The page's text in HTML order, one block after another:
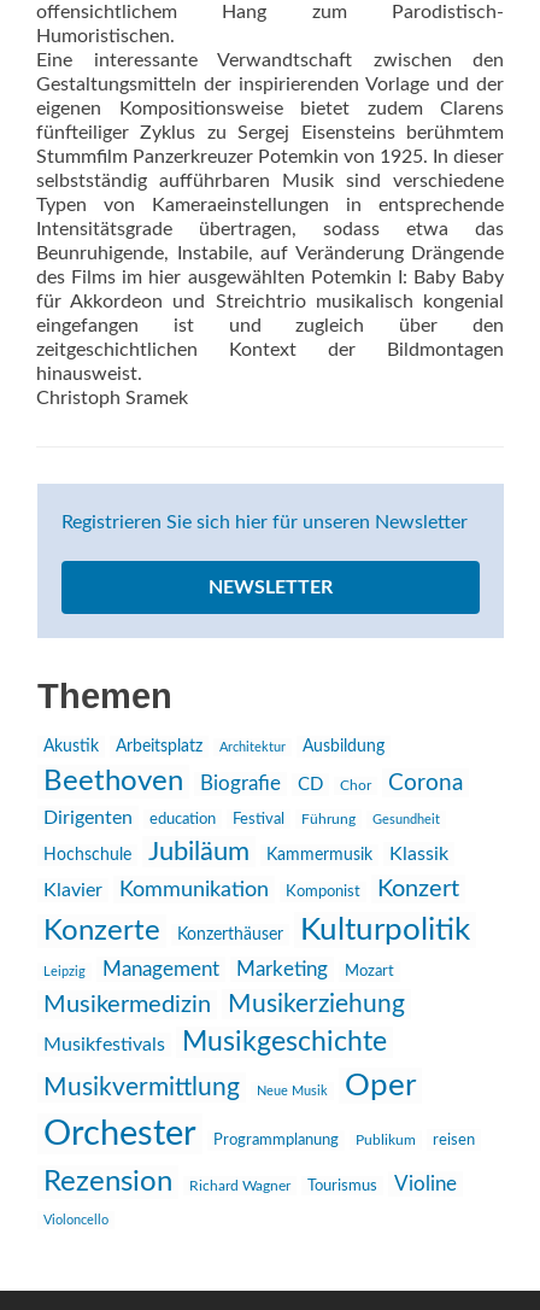
offensichtlichem Hang zum Parodistisch-
Humoristischen.
Eine interessante Verwandtschaft zwischen den
Gestaltungsmitteln der inspirierenden Vorlage und der
eigenen Kompositionsweise bietet zudem Clarens
fünfteiliger Zyklus zu Sergej Eisensteins berühmtem
Stummfilm Panzerkreuzer Potemkin von 1925. In dieser
selbstständig aufführbaren Musik sind verschiedene
Typen von Kameraeinstellungen in entsprechende
Intensitätsgrade übertragen, sodass etwa das
Beunruhigende, Instabile, auf Veränderung Drängende
des Films im hier ausgewählten Potemkin I: Baby Baby
für Akkordeon und Streichtrio musikalisch kongenial
eingefangen ist und zugleich über den
zeitgeschichtlichen Kontext der Bildmontagen
hinausweist.
Christoph Sramek
Registrieren Sie sich hier für unseren Newsletter
NEWSLETTER
Themen
Akustik Arbeitsplatz Architektur Ausbildung
Beethoven Biografie CD Chor Corona
Dirigenten education Festival Führung Gesundheit
Hochschule Jubiläum Kammermusik
Klassik
Klavier
Kommunikation Komponist Konzert
Konzerte Konzerthäuser Kulturpolitik
Leipzig Management Marketing Mozart
Musikermedizin Musikerziehung
Musikfestivals Musikgeschichte
Musikvermittlung Neue Musik Oper
Orchester Programmplanung Publikum reisen
Rezension Richard Wagner Tourismus Violine
Violoncello